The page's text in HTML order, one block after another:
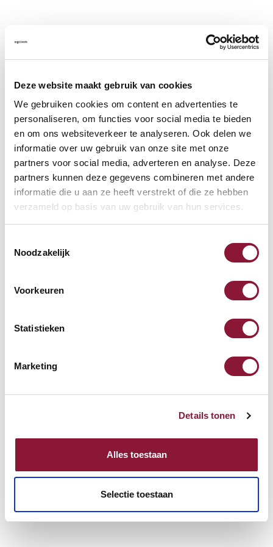
Deze website maakt gebruik van cookies
We gebruiken cookies om content en advertenties te
personaliseren, om functies voor social media te bieden
en om ons websiteverkeer te analyseren. Ook delen we
informatie over uw gebruik van onze site met onze
partners voor social media, adverteren en analyse. Deze
partners kunnen deze gegevens combineren met andere
informatie die u aan ze heeft verstrekt of die ze hebben
verzameld op basis van uw gebruik van hun services.
Noodzakelijk
Voorkeuren
Statistieken
Marketing
Details tonen
Alles toestaan
Selectie toestaan